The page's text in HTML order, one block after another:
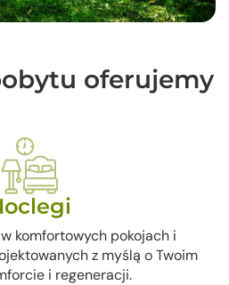
oferujemy
komfortowych pokojach i
z myślą o Twoim
i regeneracji.